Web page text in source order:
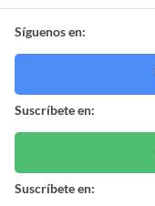
Síguenos en:
Suscríbete en:
Suscríbete en: